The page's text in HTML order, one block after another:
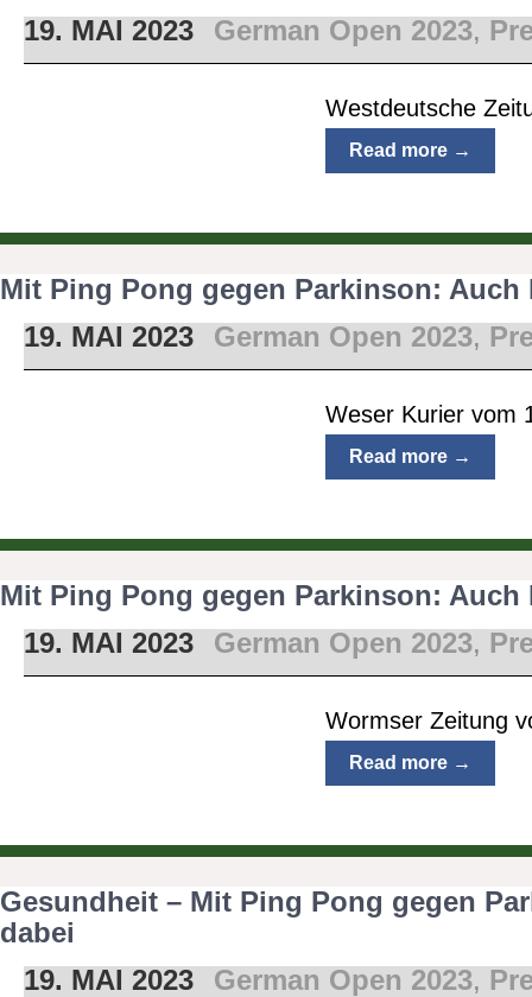
19. MAI 2023
German Open 2023,
Westdeutsche
Read more →
Mit Ping Pong gegen Parkinson:
19. MAI 2023
German Open 2023,
Weser Kurier vom
Read more →
Mit Ping Pong gegen Parkinson:
19. MAI 2023
German Open 2023,
Wormser Zeitung
Read more →
Gesundheit – Mit Ping Pong gegen
dabei
19. MAI 2023
German Open 2023,